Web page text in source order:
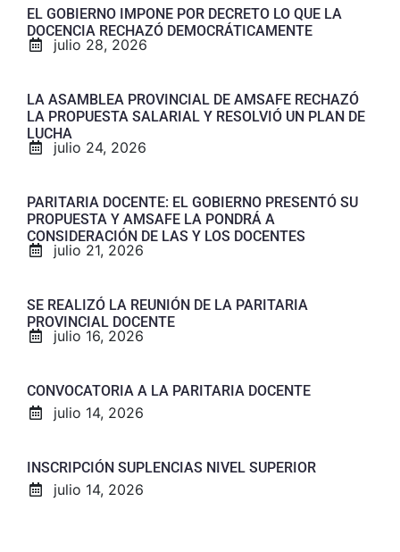
EL GOBIERNO IMPONE POR DECRETO LO QUE LA
DOCENCIA RECHAZÓ DEMOCRÁTICAMENTE
julio 28, 2026
LA ASAMBLEA PROVINCIAL DE AMSAFE RECHAZÓ
LA PROPUESTA SALARIAL Y RESOLVIÓ UN PLAN DE
LUCHA
julio 24, 2026
PARITARIA DOCENTE: EL GOBIERNO PRESENTÓ SU
PROPUESTA Y AMSAFE LA PONDRÁ A
CONSIDERACIÓN DE LAS Y LOS DOCENTES
julio 21, 2026
SE REALIZÓ LA REUNIÓN DE LA PARITARIA
PROVINCIAL DOCENTE
julio 16, 2026
CONVOCATORIA A LA PARITARIA DOCENTE
julio 14, 2026
INSCRIPCIÓN SUPLENCIAS NIVEL SUPERIOR
julio 14, 2026